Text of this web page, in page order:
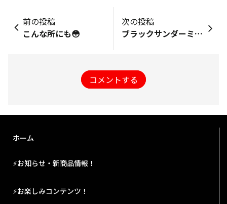
前の投稿
こんな所にも😳
次の投稿
ブラックサンダーミニバー🍫⚡️
コメントする
ホーム
⚡お知らせ・新商品情報！
⚡お楽しみコンテンツ！